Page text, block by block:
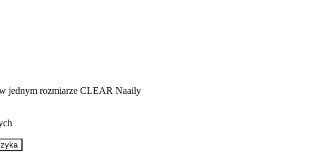
jednym rozmiarze CLEAR Naaily